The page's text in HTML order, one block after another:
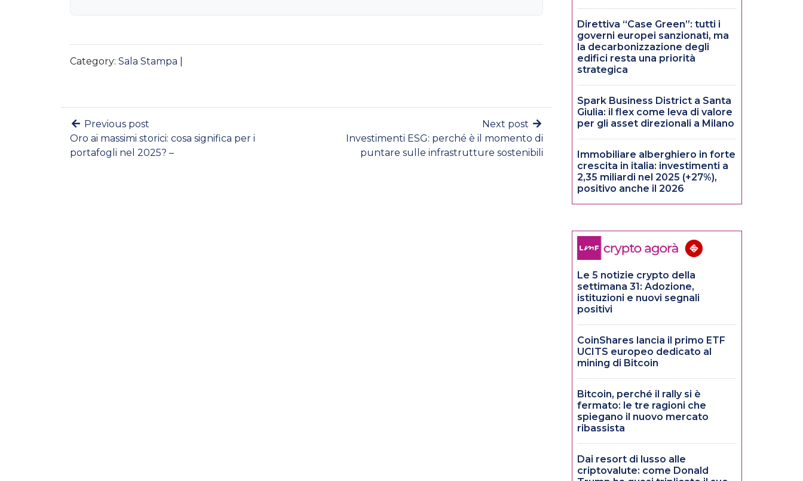
Category: Sala Stampa
Previous post
Oro ai massimi storici: cosa significa per i
portafogli nel 2025? –
Next post
Investimenti ESG: perché è il momento di
puntare sulle infrastrutture sostenibili
Direttiva “Case Green”: tutti i
governi europei sanzionati, ma
la decarbonizzazione degli
edifici resta una priorità
strategica
Spark Business District a Santa
Giulia: il flex come leva di valore
per gli asset direzionali a Milano
Immobiliare alberghiero in forte
crescita in italia: investimenti a
2,35 miliardi nel 2025 (+27%),
positivo anche il 2026
Le 5 notizie crypto della
settimana 31: Adozione,
istituzioni e nuovi segnali
positivi
CoinShares lancia il primo ETF
UCITS europeo dedicato al
mining di Bitcoin
Bitcoin, perché il rally si è
fermato: le tre ragioni che
spiegano il nuovo mercato
ribassista
Dai resort di lusso alle
criptovalute: come Donald